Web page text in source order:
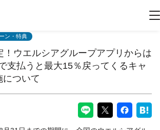
ン・特典
！ウエルシアグループアプリからは
支払うと最大15％戻ってくるキャ
について